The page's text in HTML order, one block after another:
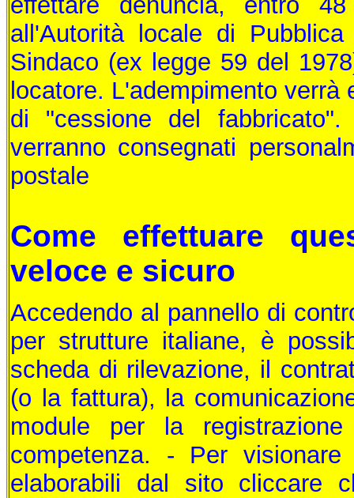
all'Autorità locale di
Sindaco (ex legge 59 del
locatore. L'adempimento
di "cessione del
verranno consegnati
postale
Come effettuare
veloce e sicuro
Accedendo al pannello di
per strutture italiane, è
scheda di rilevazione, il
(o la fattura), la
module per la
competenza. - Per
elaborabili dal sito cliccare